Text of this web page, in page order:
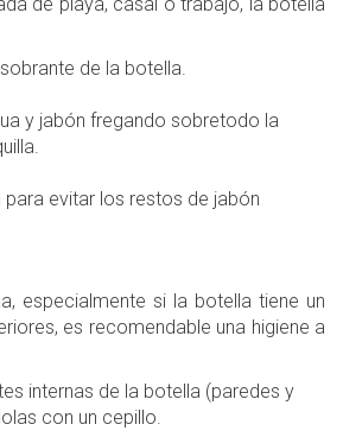
de la botella.
y jabón fregando sobretodo la
para evitar los restos de jabón
especialmente si la botella tiene un
es recomendable una higiene a
internas de la botella (paredes y
con un cepillo.